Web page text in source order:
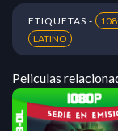
ETIQUETAS -
LATINO
Peliculas